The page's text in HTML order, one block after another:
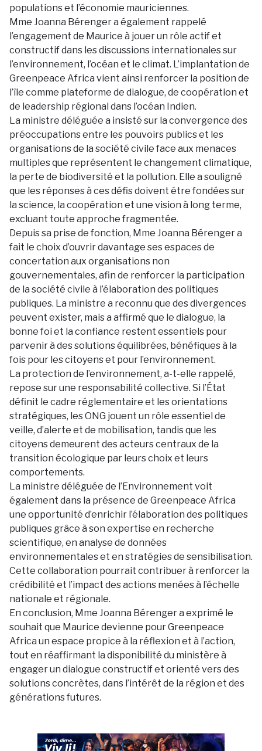
populations et l’économie mauriciennes.
Mme Joanna Bérenger a également rappelé
l’engagement de Maurice à jouer un rôle actif et
constructif dans les discussions internationales sur
l’environnement, l’océan et le climat. L’implantation de
Greenpeace Africa vient ainsi renforcer la position de
l’île comme plateforme de dialogue, de coopération et
de leadership régional dans l’océan Indien.
La ministre déléguée a insisté sur la convergence des
préoccupations entre les pouvoirs publics et les
organisations de la société civile face aux menaces
multiples que représentent le changement climatique,
la perte de biodiversité et la pollution. Elle a souligné
que les réponses à ces défis doivent être fondées sur
la science, la coopération et une vision à long terme,
excluant toute approche fragmentée.
Depuis sa prise de fonction, Mme Joanna Bérenger a
fait le choix d’ouvrir davantage ses espaces de
concertation aux organisations non
gouvernementales, afin de renforcer la participation
de la société civile à l’élaboration des politiques
publiques. La ministre a reconnu que des divergences
peuvent exister, mais a affirmé que le dialogue, la
bonne foi et la confiance restent essentiels pour
parvenir à des solutions équilibrées, bénéfiques à la
fois pour les citoyens et pour l’environnement.
La protection de l’environnement, a-t-elle rappelé,
repose sur une responsabilité collective. Si l’État
définit le cadre réglementaire et les orientations
stratégiques, les ONG jouent un rôle essentiel de
veille, d’alerte et de mobilisation, tandis que les
citoyens demeurent des acteurs centraux de la
transition écologique par leurs choix et leurs
comportements.
La ministre déléguée de l’Environnement voit
également dans la présence de Greenpeace Africa
une opportunité d’enrichir l’élaboration des politiques
publiques grâce à son expertise en recherche
scientifique, en analyse de données
environnementales et en stratégies de sensibilisation.
Cette collaboration pourrait contribuer à renforcer la
crédibilité et l’impact des actions menées à l’échelle
nationale et régionale.
En conclusion, Mme Joanna Bérenger a exprimé le
souhait que Maurice devienne pour Greenpeace
Africa un espace propice à la réflexion et à l’action,
tout en réaffirmant la disponibilité du ministère à
engager un dialogue constructif et orienté vers des
solutions concrètes, dans l’intérêt de la région et des
générations futures.